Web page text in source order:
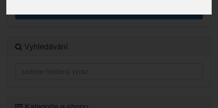
Vyhledávání